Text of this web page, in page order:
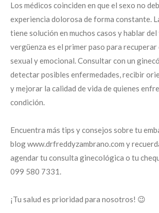
Los médicos coinciden en que el sexo no
experiencia dolorosa de forma constante.
tiene solución en muchos casos y hablar del
vergüenza es el primer paso para
sexual y emocional. Consultar con un
detectar posibles enfermedades, recibir
y mejorar la calidad de vida de quienes
condición.
Encuentra más tips y consejos sobre tu
blog www.drfreddyzambrano.com y
agendar tu consulta ginecológica o tu
099 580 7331.
¡Tu salud es prioridad para nosotros! 😉